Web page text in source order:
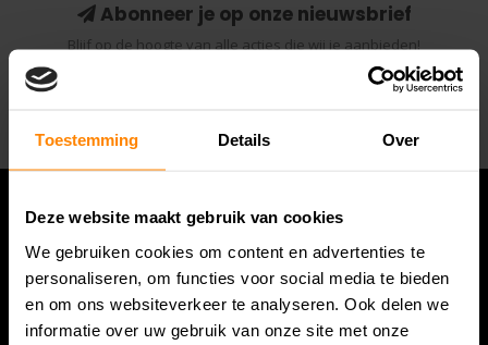
Toestemming Details Over
Deze website maakt gebruik van cookies
We gebruiken cookies om content en advertenties te
personaliseren, om functies voor social media te bieden
en om ons websiteverkeer te analyseren. Ook delen we
informatie over uw gebruik van onze site met onze
Abonneer je op onze nieuwsbrief
Blijf op de hoogte van alle acties die wij je aanbieden!
Abonneer